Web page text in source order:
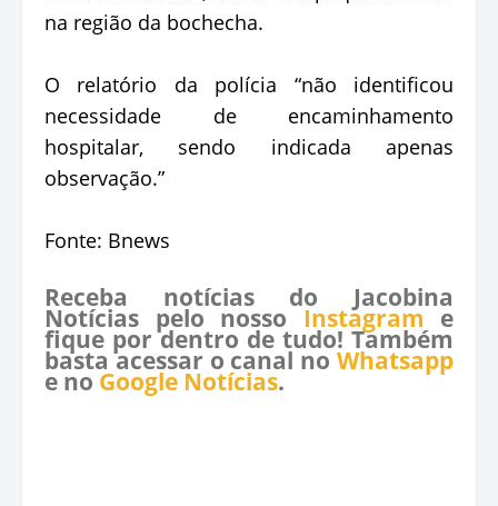
na região da bochecha.
O relatório da polícia “não identificou
necessidade de encaminhamento
hospitalar, sendo indicada apenas
observação.”
Fonte: Bnews
Receba notícias do Jacobina
Notícias pelo nosso Instagram e
fique por dentro de tudo! Também
basta acessar o canal no Whatsapp
e no Google Notícias.